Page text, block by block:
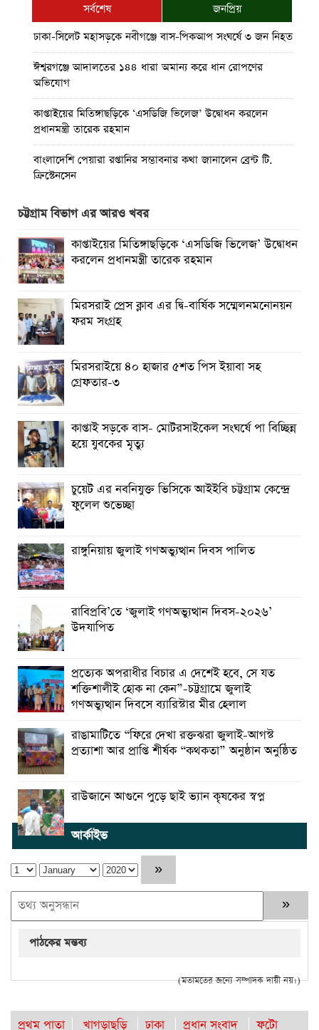
সর্বশেষ
জনপ্রিয়
ঢাকা-সিলেট মহাসড়কে নবীগঞ্জে বাস-পিকআপ সংঘর্ষে ৩ জন নিহত
ঈশ্বরগঞ্জে আদালতের ১৪৪ ধারা অমান্য করে ধান রোপণের
অভিযোগ
কাপ্তাইয়ের মিতিঙ্গাছড়িকে ‘এসডিজি ভিলেজ’ উদ্বোধন করলেন
প্রধানমন্ত্রী তারেক রহমান
বাংলাদেশি পেয়ারা রপ্তানির সম্ভাবনার কথা জানালেন ব্রেন্ট টি.
ক্রিস্টেনসেন
মিরসরাই প্রেস ক্লাব এর দ্বি-বার্ষিক সম্মেলনমনোনয়ন ফরম সংগ্রহ
ভারতে বাংলাদেশি শিক্ষার্থীর রহস্যজনক মৃত্যু
ঈশ্বরগঞ্জে জুলাই বিপ্লবের দুই বছর পূর্তিতে বিএনপির আনন্দ মিছিল
রাতের আঁধারে পল্লী বিদ্যুতের খুঁটি সরাতে গিয়ে সরঞ্জাম ফেলে
পালালো
মিরসরাইয়ে ৪০ হাজার ৫শত পিস ইয়াবা সহ গ্রেফতার-৩
কাপ্তাই সড়কে বাস- মোটরসাইকেল সংঘর্ষে পা বিচ্ছিন্ন হয়ে যুবকের
মৃত্যু
চট্টগ্রাম বিভাগ এর আরও খবর
কাপ্তাইয়ের মিতিঙ্গাছড়িকে ‘এসডিজি ভিলেজ’ উদ্বোধন
করলেন প্রধানমন্ত্রী তারেক রহমান
মিরসরাই প্রেস ক্লাব এর দ্বি-বার্ষিক সম্মেলনমনোনয়ন
ফরম সংগ্রহ
মিরসরাইয়ে ৪০ হাজার ৫শত পিস ইয়াবা সহ
গ্রেফতার-৩
কাপ্তাই সড়কে বাস- মোটরসাইকেল সংঘর্ষে পা বিচ্ছিন্ন
হয়ে যুবকের মৃত্যু
চুয়েট এর নবনিযুক্ত ভিসিকে আইইবি চট্টগ্রাম কেন্দ্রে
ফুলেল শুভেচ্ছা
রাঙ্গুনিয়ায় জুলাই গণঅভ্যুত্থান দিবস পালিত
রাবিপ্রবি’তে ‘জুলাই গণঅভ্যুত্থান দিবস-২০২৬’
উদযাপিত
প্রত্যেক অপরাধীর বিচার এ দেশেই হবে, সে যত
শক্তিশালীই হোক না কেন”-চট্টগ্রামে জুলাই
গণঅভ্যুত্থান দিবসে ব্যারিস্টার মীর হেলাল
রাঙামাটিতে “ফিরে দেখা রক্তঝরা জুলাই-আগস্ট
প্রত্যাশা আর প্রাপ্তি শীর্ষক “কথকতা” অনুষ্ঠান অনুষ্ঠিত
রাউজানে আগুনে পুড়ে ছাই ভ্যান কৃষকের স্বপ্ন
আর্কাইভ
পাঠকের মন্তব্য
(মতামতের জন্যে সম্পাদক দায়ী নয়।)
প্রথম পাতা খাগড়াছড়ি ঢাকা প্রধান সংবাদ ফটো